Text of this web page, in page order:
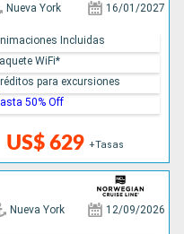
Nueva York 16/01/2027
US$ 629 +Tasas
Incluidas
WiFi*
para excursiones
50% Off
Nueva York 12/09/2026